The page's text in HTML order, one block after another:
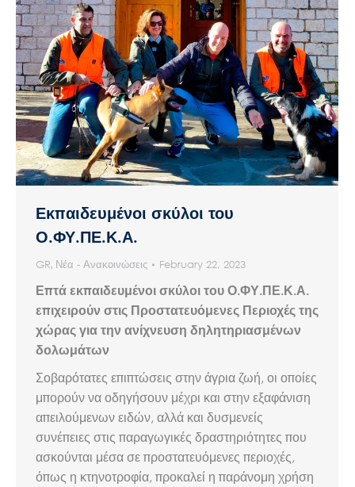
Εκπαιδευμένοι σκύλοι του
Ο.ΦΥ.ΠΕ.Κ.Α.
GR, Νέα - Ανακοινώσεις February 22, 2023
Επτά εκπαιδευμένοι σκύλοι του Ο.ΦΥ.ΠΕ.Κ.Α.
επιχειρούν στις Προστατευόμενες Περιοχές της
χώρας για την ανίχνευση δηλητηριασμένων
δολωμάτων
Σοβαρότατες επιπτώσεις στην άγρια ζωή, οι οποίες
μπορούν να οδηγήσουν μέχρι και στην εξαφάνιση
απειλούμενων ειδών, αλλά και δυσμενείς
συνέπειες στις παραγωγικές δραστηριότητες που
ασκούνται μέσα σε προστατευόμενες περιοχές,
όπως η κτηνοτροφία, προκαλεί η παράνομη χρήση